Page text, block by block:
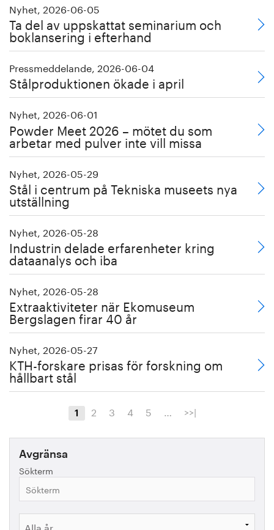
Nyhet, 2026-06-05
Ta del av uppskattat seminarium och
boklansering i efterhand
Pressmeddelande, 2026-06-04
Stålproduktionen ökade i april
Nyhet, 2026-06-01
Powder Meet 2026 – mötet du som
arbetar med pulver inte vill missa
Nyhet, 2026-05-29
Stål i centrum på Tekniska museets nya
utställning
Nyhet, 2026-05-28
Industrin delade erfarenheter kring
dataanalys och iba
Nyhet, 2026-05-28
Extraaktiviteter när Ekomuseum
Bergslagen firar 40 år
Nyhet, 2026-05-27
KTH-forskare prisas för forskning om
hållbart stål
1 2 3 4 5 … >>|
Avgränsa
Sökterm